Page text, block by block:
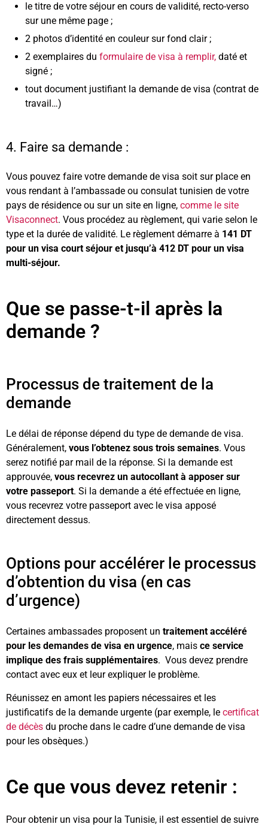
le titre de votre séjour en cours de validité, recto-verso
sur une même page ;
2 photos d’identité en couleur sur fond clair ;
2 exemplaires du formulaire de visa à remplir, daté et
signé ;
tout document justifiant la demande de visa (contrat de
travail…)
4. Faire sa demande :
Vous pouvez faire votre demande de visa soit sur place en
vous rendant à l’ambassade ou consulat tunisien de votre
pays de résidence ou sur un site en ligne, comme le site
Visaconnect. Vous procédez au règlement, qui varie selon le
type et la durée de validité. Le règlement démarre à 141 DT
pour un visa court séjour et jusqu’à 412 DT pour un visa
multi-séjour.
Que se passe-t-il après la
demande ?
Processus de traitement de la
demande
Le délai de réponse dépend du type de demande de visa.
Généralement, vous l’obtenez sous trois semaines. Vous
serez notifié par mail de la réponse. Si la demande est
approuvée, vous recevrez un autocollant à apposer sur
votre passeport. Si la demande a été effectuée en ligne,
vous recevrez votre passeport avec le visa apposé
directement dessus.
Options pour accélérer le processus
d’obtention du visa (en cas
d’urgence)
Certaines ambassades proposent un traitement accéléré
pour les demandes de visa en urgence, mais ce service
implique des frais supplémentaires. Vous devez prendre
contact avec eux et leur expliquer le problème.
Réunissez en amont les papiers nécessaires et les
justificatifs de la demande urgente (par exemple, le certificat
de décès du proche dans le cadre d’une demande de visa
pour les obsèques.)
Ce que vous devez retenir :
Pour obtenir un visa pour la Tunisie, il est essentiel de suivre